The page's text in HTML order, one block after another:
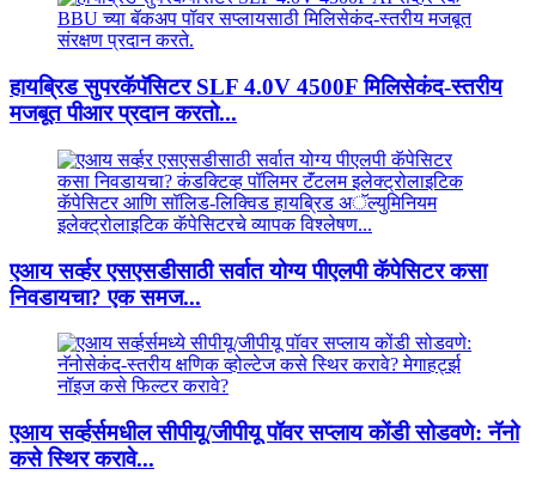
हायब्रिड सुपरकॅपॅसिटर SLF 4.0V 4500F मिलिसेकंद-स्तरीय
मजबूत पीआर प्रदान करतो...
एआय सर्व्हर एसएसडीसाठी सर्वात योग्य पीएलपी कॅपेसिटर कसा
निवडायचा? एक समज...
एआय सर्व्हर्समधील सीपीयू/जीपीयू पॉवर सप्लाय कोंडी सोडवणे: नॅनो
कसे स्थिर करावे...